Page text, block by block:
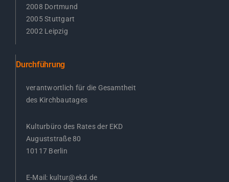
2008 Dortmund
2005 Stuttgart
2002 Leipzig
Durchführung
verantwortlich für die Gesamtheit
des Kirchbautages
Kulturbüro des Rates der EKD
Auguststraße 80
10117 Berlin
E-Mail: kultur@ekd.de